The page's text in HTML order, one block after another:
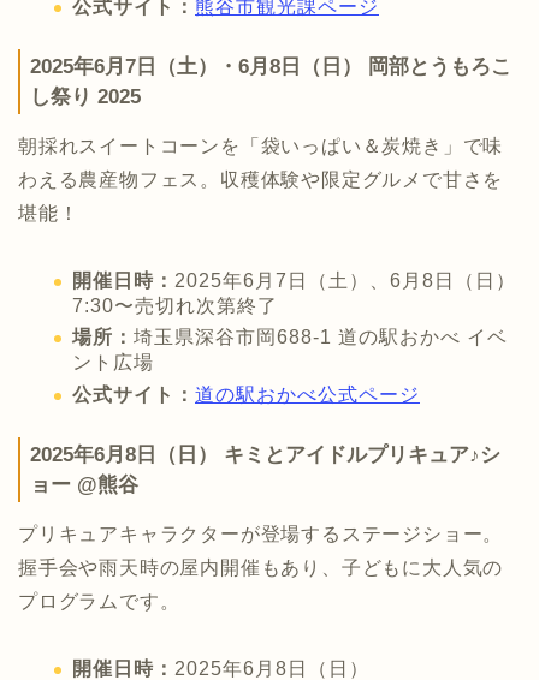
公式サイト： 熊谷市観光課ページ
2025年6月7日（土）・6月8日（日） 岡部とうもろこ
し祭り 2025
朝採れスイートコーンを「袋いっぱい＆炭焼き」で味
わえる農産物フェス。収穫体験や限定グルメで甘さを
堪能！
開催日時： 2025年6月7日（土）、6月8日（日）
7:30〜売切れ次第終了
場所： 埼玉県深谷市岡688-1 道の駅おかべ イベ
ント広場
公式サイト： 道の駅おかべ公式ページ
2025年6月8日（日） キミとアイドルプリキュア♪シ
ョー @熊谷
プリキュアキャラクターが登場するステージショー。
握手会や雨天時の屋内開催もあり、子どもに大人気の
プログラムです。
開催日時： 2025年6月8日（日）